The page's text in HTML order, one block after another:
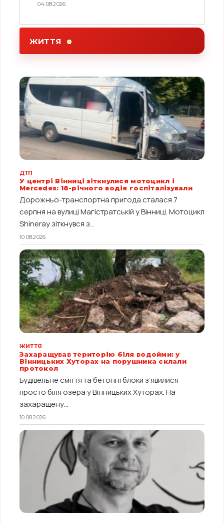
04.08.2026
ЖИТТЯ
ДТП
У центрі Вінниці зіткнулися мотоцикл і
Mercedes: 18-річного водія госпіталізували
Дорожньо-транспортна пригода сталася 7
серпня на вулиці Магістратській у Вінниці. Мотоцикл
Shineray зіткнувся з...
10.08.2026
ЖИТТЯ
Захаращував територію біля водойми: у
Вінницьких Хуторах на порушника склали
протокол
Будівельне сміття та бетонні блоки з’явилися
просто біля озера у Вінницьких Хуторах. На
захаращену...
10.08.2026